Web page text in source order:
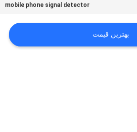
mobile phone signal detector
بهترین قیمت